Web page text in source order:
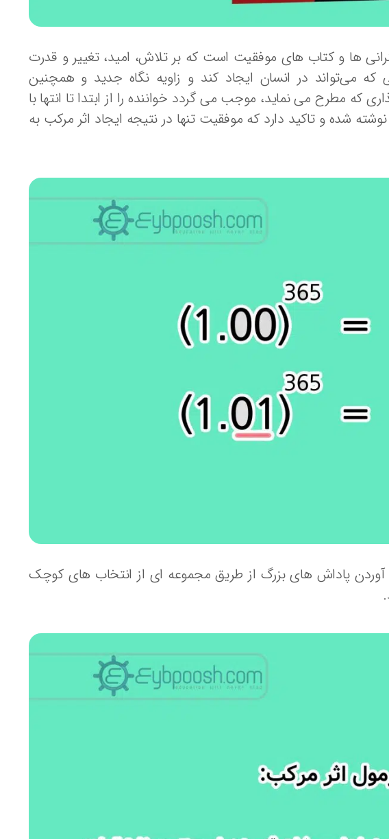
ها و کتاب های موفقیت است که بر تلاش، امید، تغییر و قدرت
که می‌تواند در انسان ایجاد کند و زاویه نگاه جدید و همچنین
که مطرح می نماید، موجب می گردد خواننده را از ابتدا تا انتها با
شده و تاکید دارد که موفقیت تنها در نتیجه ایجاد اثر مرکب به
پاداش های بزرگ از طریق مجموعه ای از انتخاب های کوچک